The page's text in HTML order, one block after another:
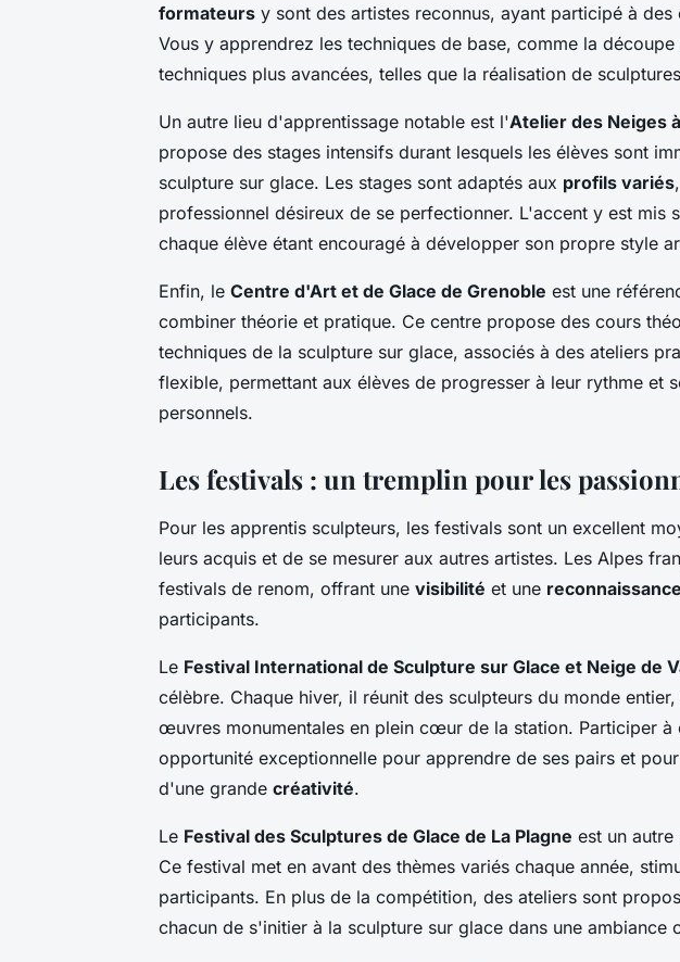
formateurs y sont des artistes reconnus, ayant participé à
Vous y apprendrez les techniques de base, comme la
techniques plus avancées, telles que la réalisation de
Un autre lieu d'apprentissage notable est l'Atelier des Neiges
propose des stages intensifs durant lesquels les élèves sont
sculpture sur glace. Les stages sont adaptés aux profils variés
professionnel désireux de se perfectionner. L'accent y est mis
chaque élève étant encouragé à développer son propre style
Enfin, le Centre d'Art et de Glace de Grenoble est une
combiner théorie et pratique. Ce centre propose des cours
techniques de la sculpture sur glace, associés à des ateliers
flexible, permettant aux élèves de progresser à leur rythme et
personnels.
Les festivals : un tremplin pour les
Pour les apprentis sculpteurs, les festivals sont un excellent
leurs acquis et de se mesurer aux autres artistes. Les Alpes
festivals de renom, offrant une visibilité et une reconnaissance
participants.
Le Festival International de Sculpture sur Glace et Neige de
célèbre. Chaque hiver, il réunit des sculpteurs du monde
œuvres monumentales en plein cœur de la station. Participer à
opportunité exceptionnelle pour apprendre de ses pairs et
d'une grande créativité.
Le Festival des Sculptures de Glace de La Plagne est un
Ce festival met en avant des thèmes variés chaque année,
participants. En plus de la compétition, des ateliers sont
chacun de s'initier à la sculpture sur glace dans une ambiance